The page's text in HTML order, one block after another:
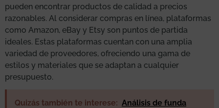
pueden encontrar productos de calidad a precios
razonables. Al considerar compras en línea, plataformas
como Amazon, eBay y Etsy son puntos de partida
ideales. Estas plataformas cuentan con una amplia
variedad de proveedores, ofreciendo una gama de
estilos y materiales que se adaptan a cualquier
presupuesto.
Quizás también te interese: Análisis de funda